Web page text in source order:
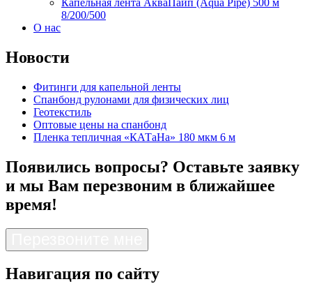
Капельная лента АкваПайп (Aqua Pipe) 500 м
8/200/500
О нас
Новости
Фитинги для капельной ленты
Спанбонд рулонами для физических лиц
Геотекстиль
Оптовые цены на спанбонд
Пленка тепличная «КАТаНа» 180 мкм 6 м
Появились вопросы? Оставьте заявку
и мы Вам перезвоним в ближайшее
время!
Навигация по сайту